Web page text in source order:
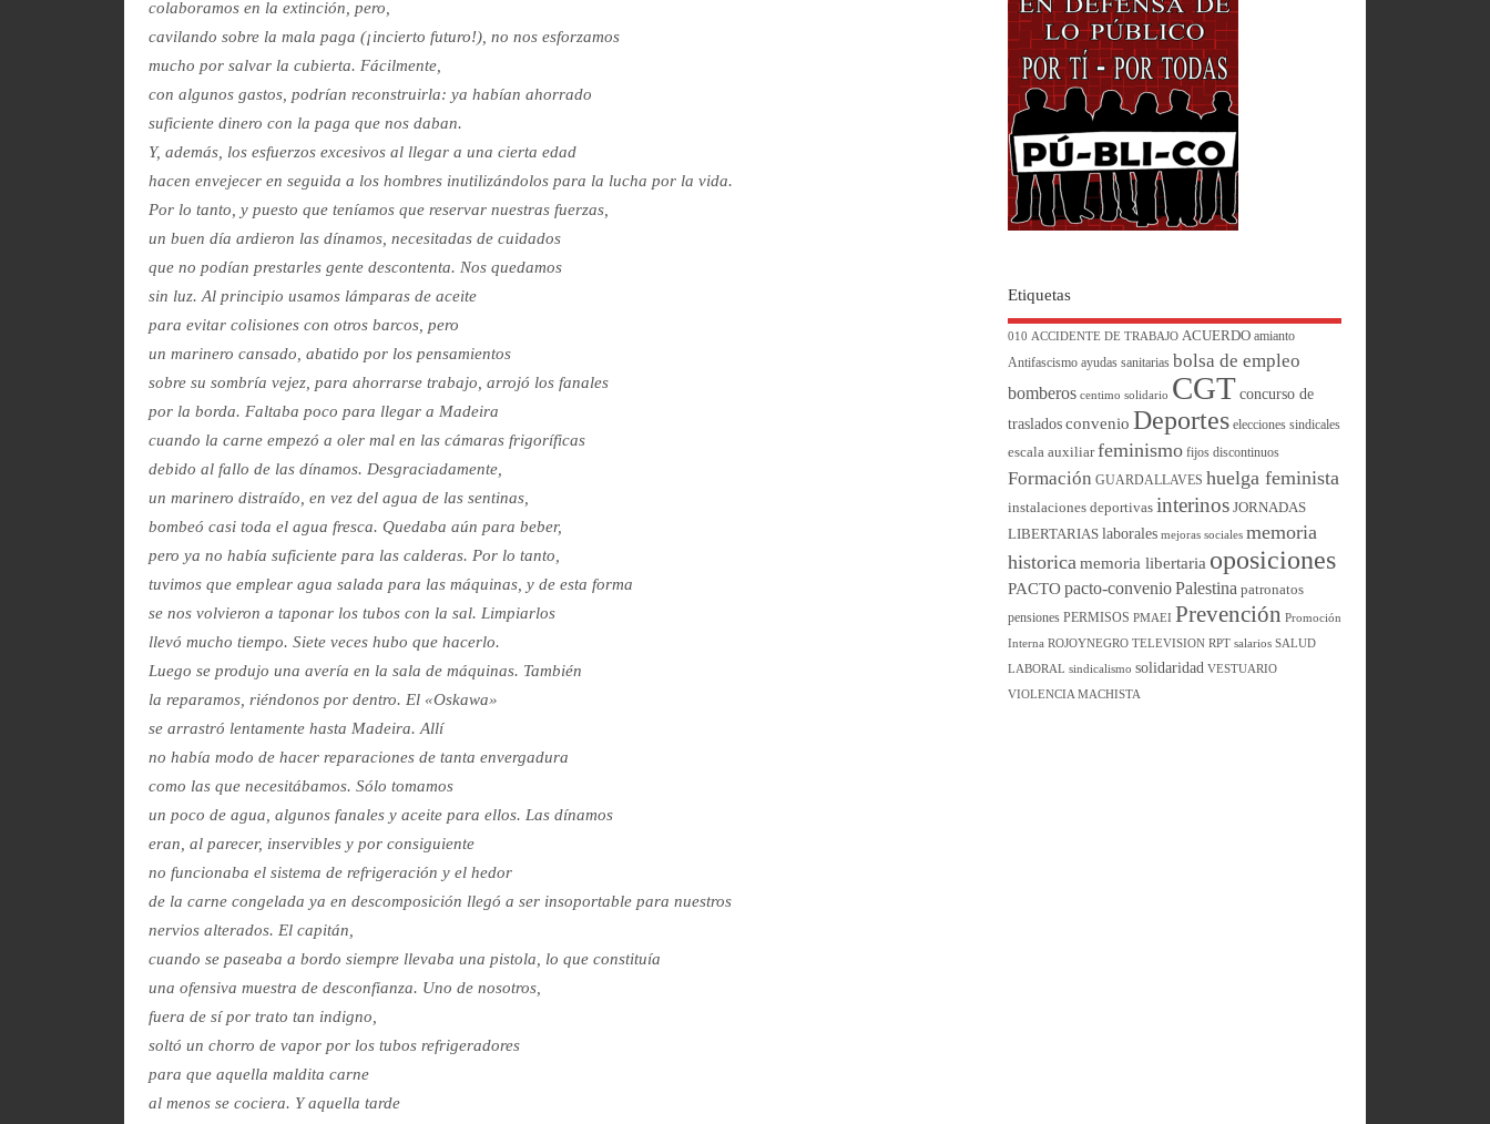
colaboramos en la extinción, pero,
cavilando sobre la mala paga (¡incierto futuro!), no nos esforzamos
mucho por salvar la cubierta. Fácilmente,
con algunos gastos, podrían reconstruirla: ya habían ahorrado
suficiente dinero con la paga que nos daban.
Y, además, los esfuerzos excesivos al llegar a una cierta edad
hacen envejecer en seguida a los hombres inutilizándolos para la lucha por la vida.
Por lo tanto, y puesto que teníamos que reservar nuestras fuerzas,
un buen día ardieron las dínamos, necesitadas de cuidados
que no podían prestarles gente descontenta. Nos quedamos
sin luz. Al principio usamos lámparas de aceite
para evitar colisiones con otros barcos, pero
un marinero cansado, abatido por los pensamientos
sobre su sombría vejez, para ahorrarse trabajo, arrojó los fanales
por la borda. Faltaba poco para llegar a Madeira
cuando la carne empezó a oler mal en las cámaras frigoríficas
debido al fallo de las dínamos. Desgraciadamente,
un marinero distraído, en vez del agua de las sentinas,
bombeó casi toda el agua fresca. Quedaba aún para beber,
pero ya no había suficiente para las calderas. Por lo tanto,
tuvimos que emplear agua salada para las máquinas, y de esta forma
se nos volvieron a taponar los tubos con la sal. Limpiarlos
llevó mucho tiempo. Siete veces hubo que hacerlo.
Luego se produjo una avería en la sala de máquinas. También
la reparamos, riéndonos por dentro. El «Oskawa»
se arrastró lentamente hasta Madeira. Allí
no había modo de hacer reparaciones de tanta envergadura
como las que necesitábamos. Sólo tomamos
un poco de agua, algunos fanales y aceite para ellos. Las dínamos
eran, al parecer, inservibles y por consiguiente
no funcionaba el sistema de refrigeración y el hedor
de la carne congelada ya en descomposición llegó a ser insoportable para nuestros
nervios alterados. El capitán,
cuando se paseaba a bordo siempre llevaba una pistola, lo que constituía
una ofensiva muestra de desconfianza. Uno de nosotros,
fuera de sí por trato tan indigno,
soltó un chorro de vapor por los tubos refrigeradores
para que aquella maldita carne
al menos se cociera. Y aquella tarde
Etiquetas
010 ACCIDENTE DE TRABAJO ACUERDO amianto
Antifascismo ayudas sanitarias bolsa de empleo
bomberos centimo solidario CGT concurso de
traslados convenio Deportes elecciones sindicales
escala auxiliar feminismo fijos discontinuos
Formación GUARDALLAVES huelga feminista
instalaciones deportivas interinos JORNADAS
LIBERTARIAS laborales mejoras sociales memoria
historica memoria libertaria oposiciones
PACTO pacto-convenio Palestina patronatos
pensiones PERMISOS PMAEI Prevención Promoción
Interna ROJOYNEGRO TELEVISION RPT salarios SALUD
LABORAL sindicalismo solidaridad VESTUARIO
VIOLENCIA MACHISTA